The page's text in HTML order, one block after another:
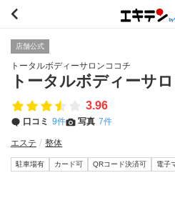
店舗公式
トータルボディーサロンココチ
トータルボディーサ
3.96
口コミ 9件 写真 7件
エステ 整体
駐車場有 カード可 QRコード決済可 電子